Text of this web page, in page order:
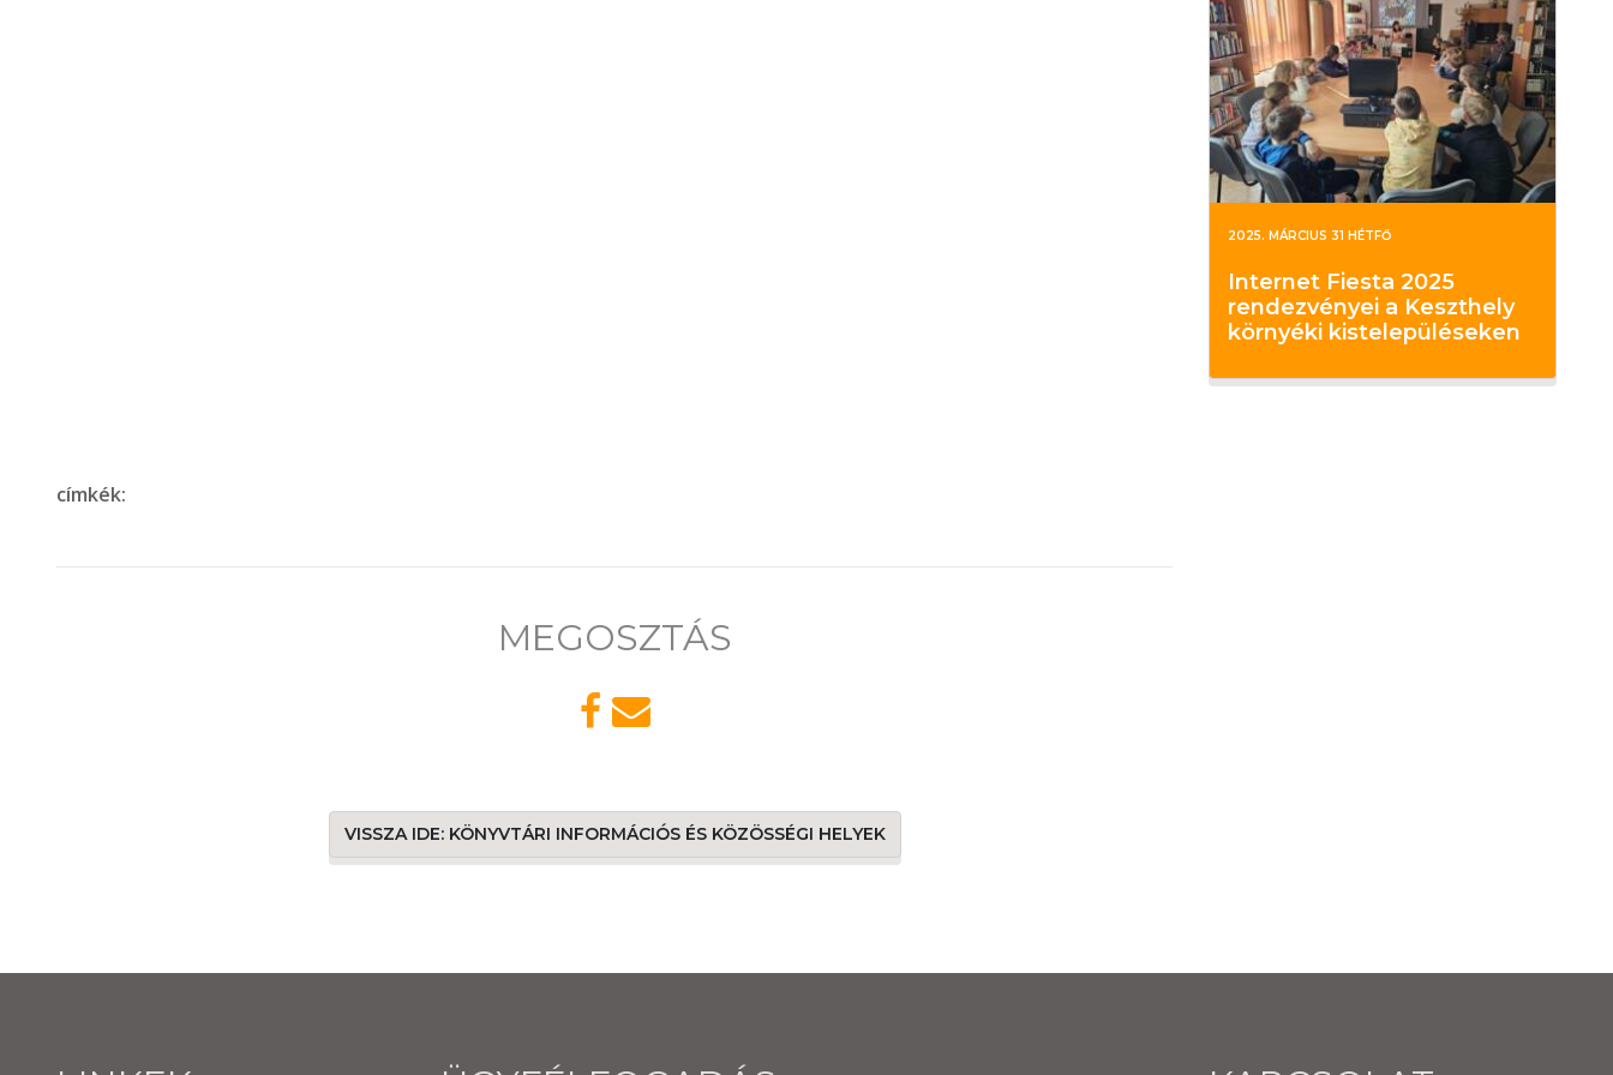
címkék:
MEGOSZTÁS
VISSZA IDE: KÖNYVTÁRI INFORMÁCIÓS ÉS KÖZÖSSÉGI HELYEK
2025. MÁRCIUS 31 HÉTFŐ
Internet Fiesta 2025
rendezvényei a Keszthely
környéki kistelepüléseken